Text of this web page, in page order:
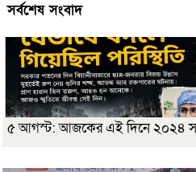
সর্বশেষ সংবাদ
৫ আগস্ট: আজকের এই দিনে ২০২৪